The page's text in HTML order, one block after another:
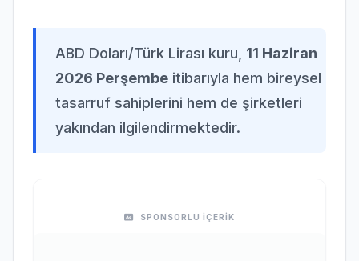
ABD Doları/Türk Lirası kuru, 11 Haziran
2026 Perşembe itibarıyla hem bireysel
tasarruf sahiplerini hem de şirketleri
yakından ilgilendirmektedir.
SPONSORLU İÇERİK